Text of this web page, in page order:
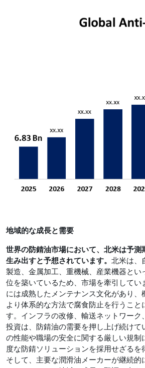
地域的な成長と需要
世界の防錆油市場において、北米は予測
生み出すと予想されています。 北米は、
製造、金属加工、重機械、産業機器とい
位を築いているため、市場を牽引してい
には成熟したメンテナンス文化があり、
より体系的な方法で腐食防止を行うこと
す。インフラの改修、輸送ネットワーク
投資は、防錆油の需要を押し上げ続けて
の性能や職場の安全に関する厳しい規制
度な防錆ソリューションを採用せざるを
そして、主要な潤滑油メーカーが継続的